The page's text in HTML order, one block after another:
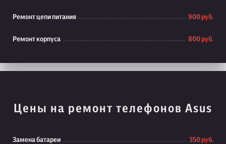
Ремонт цепи питания 900 руб.
Ремонт корпуса 800 руб.
Цены на ремонт телефонов Asus
Замена батареи 350 руб.